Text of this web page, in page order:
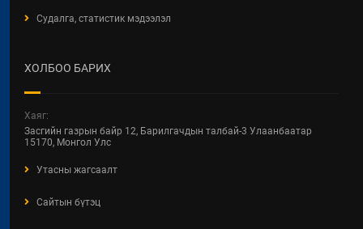
Судалга, статистик мэдээлэл
ХОЛБОО БАРИХ
Хаяг:
Засгийн газрын байр 12, Барилгачдын талбай-3 Улаанбаатар
15170, Монгол Улс
Утасны жагсаалт
Сайтын бүтэц